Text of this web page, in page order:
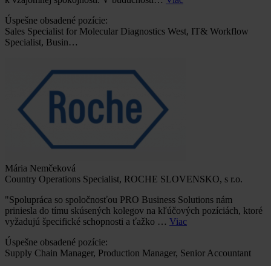
Úspešne obsadené pozície:
Sales Specialist for Molecular Diagnostics West, IT& Workflow
Specialist, Busin…
Mária Nemčeková
Country Operations Specialist, ROCHE SLOVENSKO, s r.o.
"Spolupráca so spoločnosťou PRO Business Solutions nám
priniesla do tímu skúsených kolegov na kľúčových pozíciách, ktoré
vyžadujú špecifické schopnosti a ťažko … Viac
Úspešne obsadené pozície:
Supply Chain Manager, Production Manager, Senior Accountant